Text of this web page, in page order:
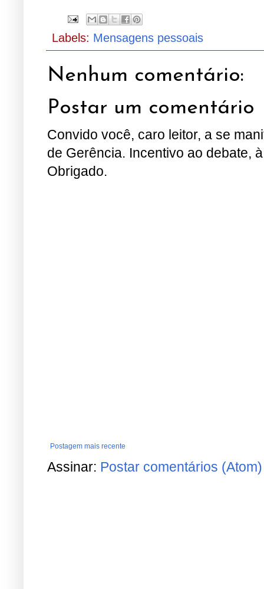
Labels: Mensagens pessoais
Nenhum comentário:
Postar um comentário
Convido você, caro leitor, a se
de Gerência. Incentivo ao debate,
Obrigado.
Postagem mais recente
Assinar: Postar comentários (Atom)